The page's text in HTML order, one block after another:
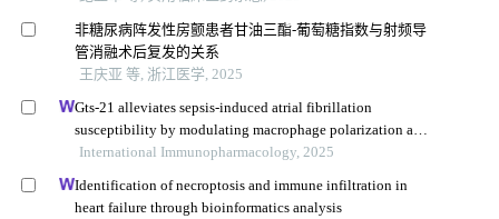
非糖尿病阵发性房颤患者甘油三酯-葡萄糖指数与射频导
管消融术后复发的关系
王庆亚 等, 浙江医学, 2025
Gts-21 alleviates sepsis-induced atrial fibrillation
susceptibility by modulating macrophage polarization and
neuregulin-1 secretion
International Immunopharmacology, 2025
Identification of necroptosis and immune infiltration in
heart failure through bioinformatics analysis